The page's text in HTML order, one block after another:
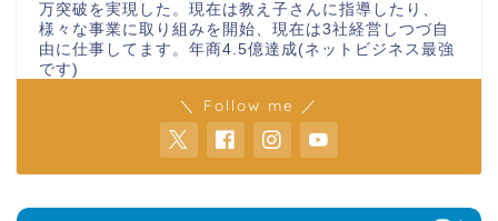
万突破を実現した。現在は教え子さんに指導したり、
様々な事業に取り組みを開始、現在は3社経営しつづ自
由に仕事してます。年商4.5億達成(ネットビジネス最強
です)
＼ Follow me ／